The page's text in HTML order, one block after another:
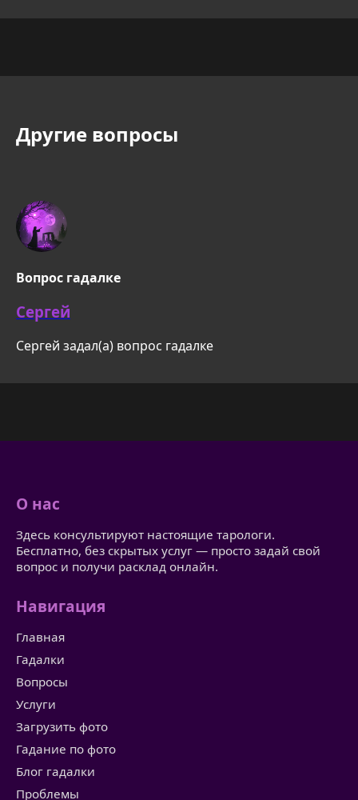
Другие вопросы
Вопрос гадалке
Сергей
Сергей задал(а) вопрос гадалке
О нас
Здесь консультируют настоящие тарологи.
Бесплатно, без скрытых услуг — просто задай свой
вопрос и получи расклад онлайн.
Навигация
Главная
Гадалки
Вопросы
Услуги
Загрузить фото
Гадание по фото
Блог гадалки
Проблемы